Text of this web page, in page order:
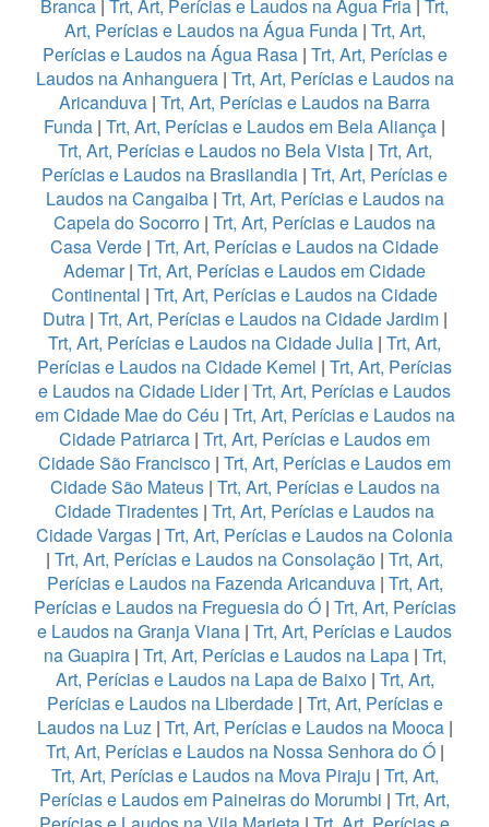
Branca | Trt, Art, Perícias e Laudos na Água Fria | Trt,
Art, Perícias e Laudos na Água Funda| Trt, Art,
Perícias e Laudos na Água Rasa | Trt, Art, Perícias e
Laudos na Anhanguera| Trt, Art, Perícias e Laudos na
Aricanduva | Trt, Art, Perícias e Laudos na Barra
Funda | Trt, Art, Perícias e Laudos em Bela Aliança |
Trt, Art, Perícias e Laudos no Bela Vista| Trt, Art,
Perícias e Laudos na Brasilandia | Trt, Art, Perícias e
Laudos na Cangaiba| Trt, Art, Perícias e Laudos na
Capela do Socorro | Trt, Art, Perícias e Laudos na
Casa Verde | Trt, Art, Perícias e Laudos na Cidade
Ademar| Trt, Art, Perícias e Laudos em Cidade
Continental | Trt, Art, Perícias e Laudos na Cidade
Dutra | Trt, Art, Perícias e Laudos na Cidade Jardim|
Trt, Art, Perícias e Laudos na Cidade Julia | Trt, Art,
Perícias e Laudos na Cidade Kemel | Trt, Art, Perícias
e Laudos na Cidade Lider| Trt, Art, Perícias e Laudos
em Cidade Mae do Céu | Trt, Art, Perícias e Laudos na
Cidade Patriarca | Trt, Art, Perícias e Laudos em
Cidade São Francisco | Trt, Art, Perícias e Laudos em
Cidade São Mateus| Trt, Art, Perícias e Laudos na
Cidade Tiradentes | Trt, Art, Perícias e Laudos na
Cidade Vargas | Trt, Art, Perícias e Laudos na Colonia
| Trt, Art, Perícias e Laudos na Consolação | Trt, Art,
Perícias e Laudos na Fazenda Aricanduva| Trt, Art,
Perícias e Laudos na Freguesia do Ó| Trt, Art, Perícias
e Laudos na Granja Viana | Trt, Art, Perícias e Laudos
na Guapira| Trt, Art, Perícias e Laudos na Lapa| Trt,
Art, Perícias e Laudos na Lapa de Baixo | Trt, Art,
Perícias e Laudos na Liberdade | Trt, Art, Perícias e
Laudos na Luz| Trt, Art, Perícias e Laudos na Mooca|
Trt, Art, Perícias e Laudos na Nossa Senhora do Ó|
Trt, Art, Perícias e Laudos na Mova Piraju | Trt, Art,
Perícias e Laudos em Paineiras do Morumbi | Trt, Art,